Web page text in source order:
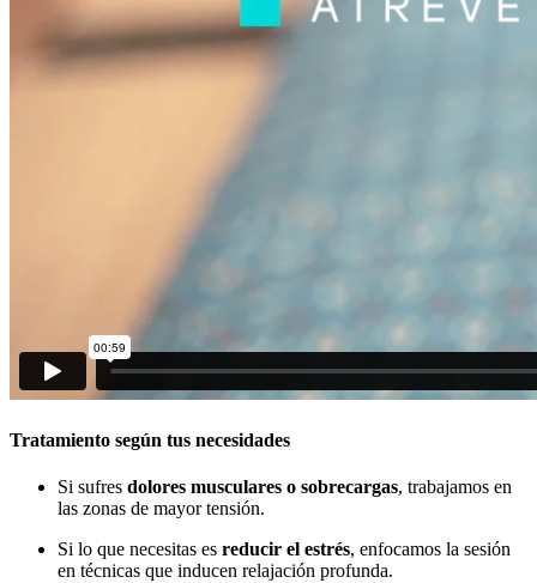
Tratamiento según tus necesidades
Si sufres dolores musculares o sobrecargas, trabajamos en
las zonas de mayor tensión.
Si lo que necesitas es reducir el estrés, enfocamos la sesión
en técnicas que inducen relajación profunda.